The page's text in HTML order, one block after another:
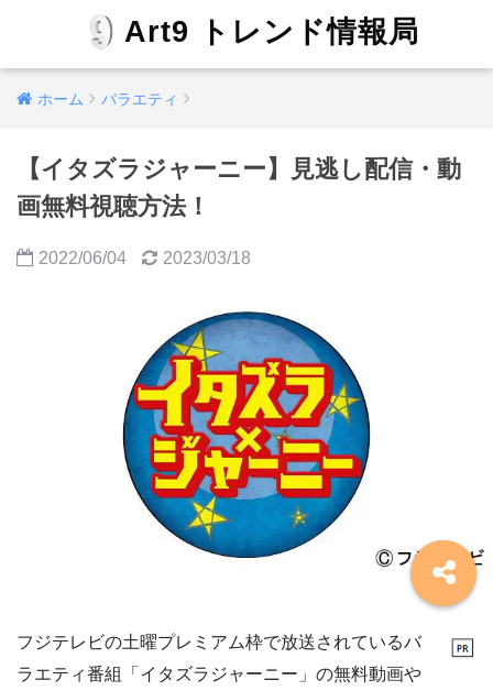
Art9 トレンド情報局
ホーム バラエティ
【イタズラジャーニー】見逃し配信・動
画無料視聴方法！
2022/06/04 2023/03/18
フジテレビの土曜プレミアム枠で放送されているバ
ラエティ番組「イタズラジャーニー」の無料動画や